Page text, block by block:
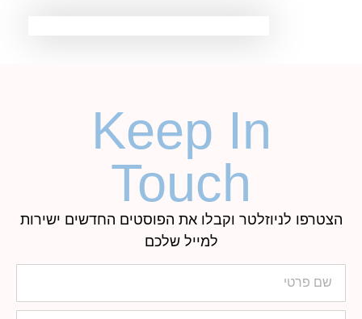
Keep In
Touch
הצטרפו לניוזלטר וקבלו את הפוסטים החדשים ישירות
למייל שלכם